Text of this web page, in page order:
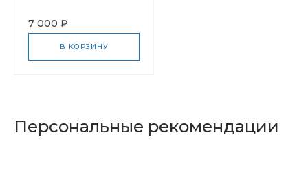
7 000 ₽
В КОРЗИНУ
Персональные рекомендации